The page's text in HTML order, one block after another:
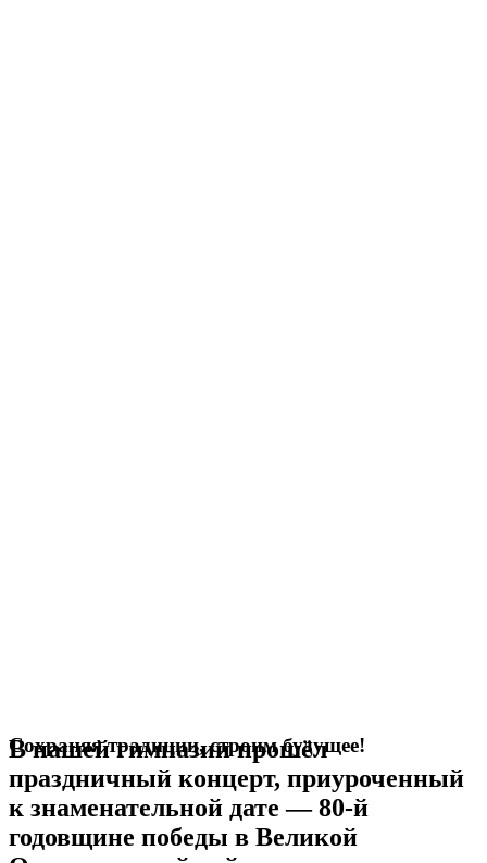
Сохраняя традиции, строим будущее!
В нашей гимназии прошёл
праздничный концерт, приуроченный
к знаменательной дате — 80-й
годовщине победы в Великой